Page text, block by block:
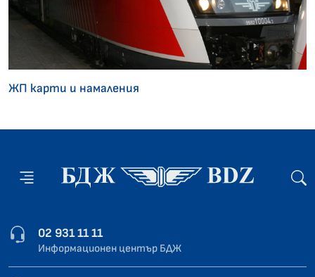
ЖП карти и намаления
02 931 11 11
Информационен център БДЖ